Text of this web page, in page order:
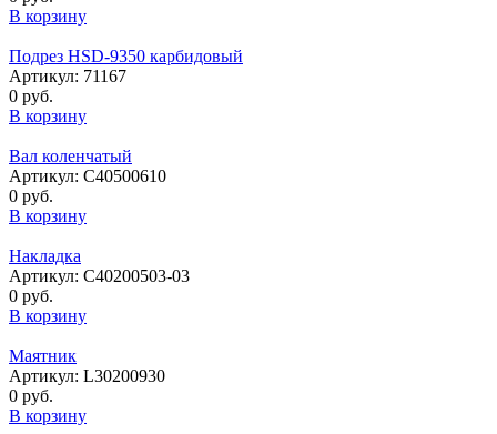
В корзину
Подрез HSD-9350 карбидовый
Артикул: 71167
0 руб.
В корзину
Вал коленчатый
Артикул: C40500610
0 руб.
В корзину
Накладка
Артикул: C40200503-03
0 руб.
В корзину
Маятник
Артикул: L30200930
0 руб.
В корзину